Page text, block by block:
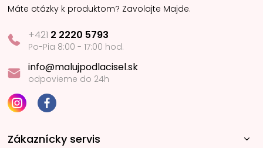
Máte otázky k produktom? Zavolajte Majde.
+421 2 2220 5793
Po-Pia 8:00 - 17:00 hod.
info@malujpodlacisel.sk
odpovieme do 24h
Zákaznícky servis